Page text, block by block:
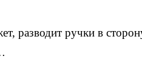
разводит ручки в